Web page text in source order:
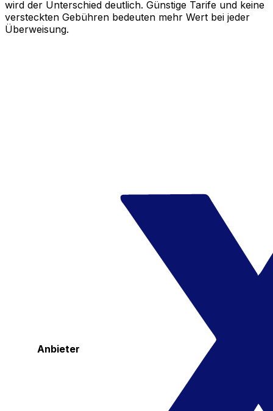
wird der Unterschied deutlich. Günstige Tarife und keine
versteckten Gebühren bedeuten mehr Wert bei jeder
Überweisung.
Anbieter